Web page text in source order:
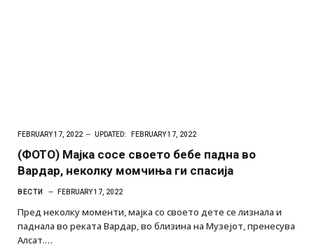
FEBRUARY 17, 2022 UPDATED: FEBRUARY 17, 2022
(ФОТО) Мајка сосе своето бебе падна во
Вардар, неколку момчиња ги спасија
ВЕСТИ FEBRUARY 17, 2022
Пред неколку моменти, мајка со своето дете се лизнала и
паднала во реката Вардар, во близина на Музејот, пренесува
Алсат.…